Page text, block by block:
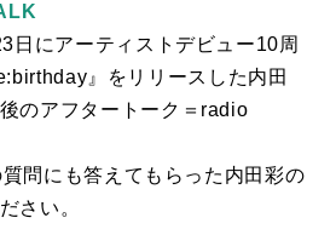
日にアーティストデビュー10周
』をリリースした内田
のアフタートーク＝radio
問にも答えてもらった内田彩の
さい。